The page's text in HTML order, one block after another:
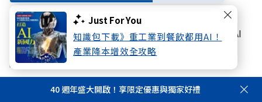
Just For You
知識包下載》重工業到餐飲都用AI！
產業降本增效全攻略
科技
川湖股價破1萬大關！「台股最純AI
股」做什麼？下半年需求續強
教育
40 週年盛大開啟！享限定優惠與獨家好禮